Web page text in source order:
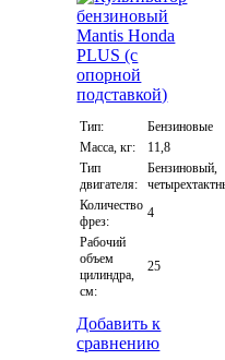
Тип:
Бензиновые
Масса, кг:
11,8
Тип
двигателя:
Бензиновый,
Количество
фрез:
4
Рабочий
объем
цилиндра,
см:
25
Добавить к
сравнению